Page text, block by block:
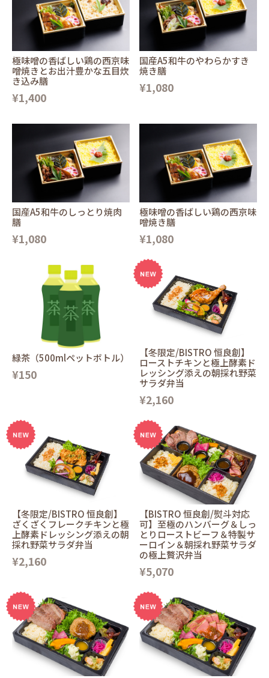
極味噌の香ばしい鶏の西京味
噌焼きとお出汁豊かな五目炊
き込み膳
¥1,400
国産A5和牛のやわらかすき
焼き膳
¥1,080
国産A5和牛のしっとり焼肉
膳
¥1,080
極味噌の香ばしい鶏の西京味
噌焼き膳
¥1,080
緑茶（500mlペットボトル）
¥150
【冬限定/BISTRO 恒良創】
ローストチキンと極上酵素ド
レッシング添えの朝採れ野菜
サラダ弁当
¥2,160
【冬限定/BISTRO 恒良創】
ざくざくフレークチキンと極
上酵素ドレッシング添えの朝
採れ野菜サラダ弁当
¥2,160
【BISTRO 恒良創/熨斗対応
可】至極のハンバーグ＆しっ
とりローストビーフ＆特製サ
ーロイン＆朝採れ野菜サラダ
の極上贅沢弁当
¥5,070